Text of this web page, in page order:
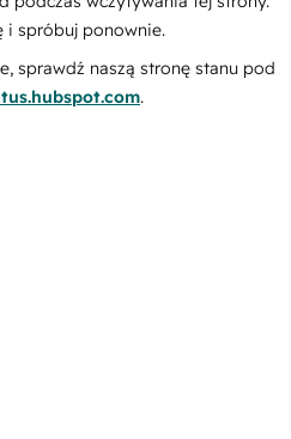
i spróbuj ponownie.
sprawdź naszą stronę stanu pod
.